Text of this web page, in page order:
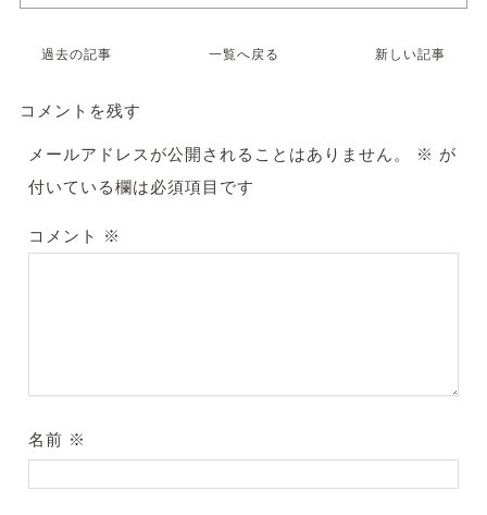
過去の記事 一覧へ戻る 新しい記事
コメントを残す
メールアドレスが公開されることはありません。 ※ が
付いている欄は必須項目です
コメント ※
名前 ※